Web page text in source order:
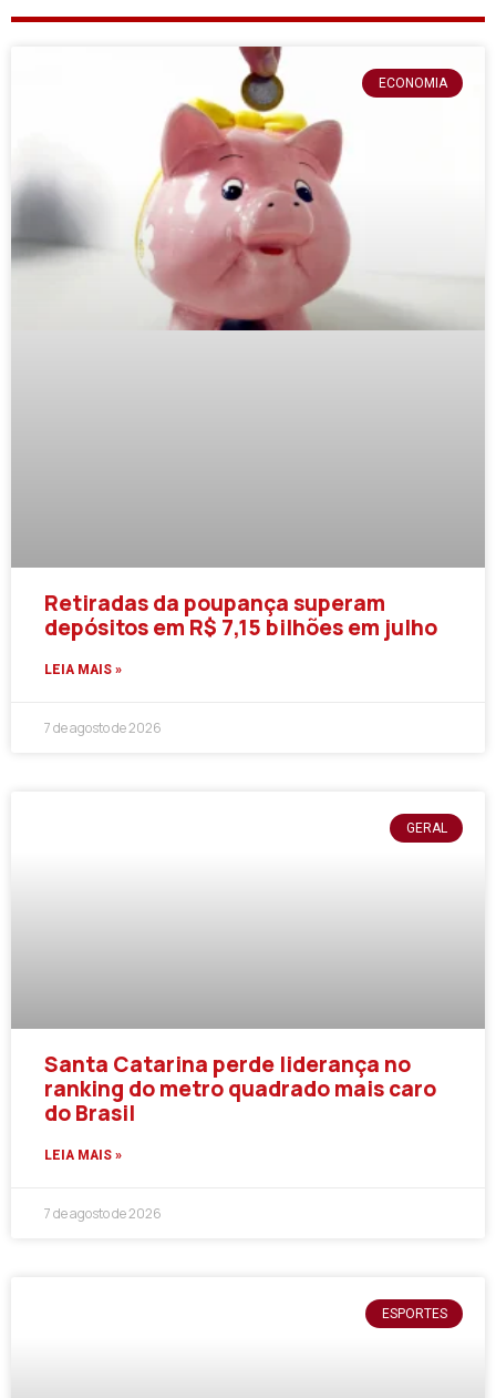
ECONOMIA
Retiradas da poupança superam
depósitos em R$ 7,15 bilhões em julho
LEIA MAIS »
7 de agosto de 2026
GERAL
Santa Catarina perde liderança no
ranking do metro quadrado mais caro
do Brasil
LEIA MAIS »
7 de agosto de 2026
ESPORTES